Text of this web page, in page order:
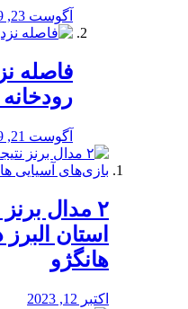
آگوست 23, 2019
️فاصله
آگوست 21, 2019
استان
هانگژو
اکتبر 12, 2023